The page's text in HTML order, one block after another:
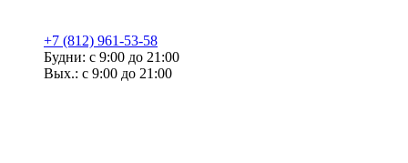
+7 (812) 961-53-58
Будни: с 9:00 до 21:00
Вых.: с 9:00 до 21:00